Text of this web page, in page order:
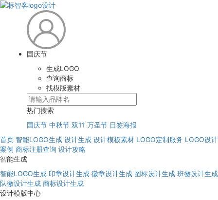
国庆节
生成LOGO
查询商标
找模版素材
热门搜索
国庆节 中秋节 双11 万圣节 日签海报
首页 智能LOGO生成 设计生成 设计模板素材 LOGO定制服务 LOGO设计
案例 商标注册查询 设计攻略
智能生成
智能LOGO生成 印章设计生成 徽章设计生成 图标设计生成 班徽设计生成
队徽设计生成 商标设计生成
设计模版中心